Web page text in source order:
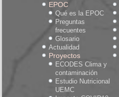
EPOC
Qué es la EPOC
Preguntas
frecuentes
Glosario
Actualidad
Proyectos
ECODES Clima y
contaminación
Estudio Nutricional
UEMC